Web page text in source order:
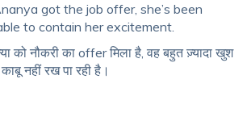
got the job offer, she’s been
to contain her excitement.
का offer मिला है, वह बहुत ज़्यादा खुश
नहीं रख पा रही है।